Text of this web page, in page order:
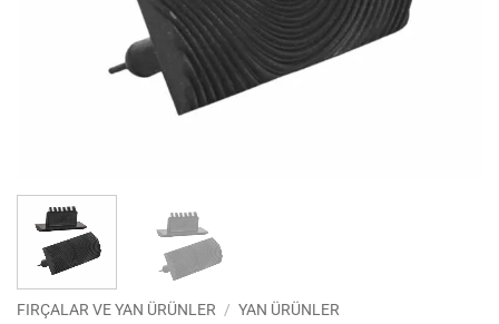
FIRÇALAR VE YAN ÜRÜNLER / YAN ÜRÜNLER